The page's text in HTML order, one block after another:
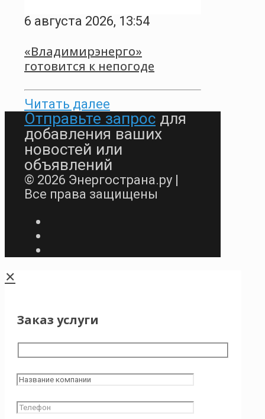
6 августа 2026, 13:54
«Владимирэнерго»
готовится к непогоде
Читать далее
Отправьте запрос для
добавления ваших
новостей или
объявлений
© 2026 Энергострана.ру |
Все права защищены
✕
Заказ услуги